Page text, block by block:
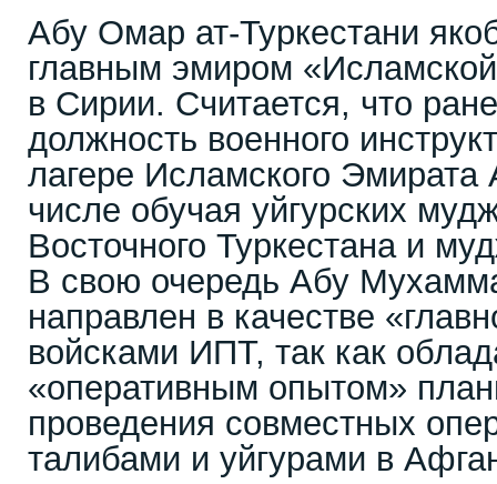
Абу Омар ат-Туркестани
главным эмиром
в Сирии. Считается, что
должность военного
лагере Исламского
числе обучая уйгурских
Восточного Туркестана и
В свою очередь Абу
направлен в качестве
войсками ИПТ, так как
«оперативным опытом»
проведения совместных
талибами и уйгурами в